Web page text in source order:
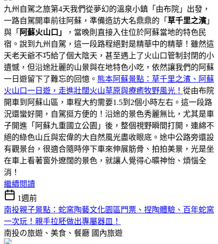
九州自駕之旅第4天我們從夢幻的溫泉小鎮「由布院」出發，
一路自駕開車前往阿蘇，準備造訪大名鼎鼎的「 草千里之濱 」
與「 阿蘇火山口」
，當晚則直接入住位於阿蘇當地的特色民
宿。說到九州自駕，這一段路程絕對是精華中的精華！雖然這
天老天爺不巧給了個大陰天，甚至遇上了火山口管制封閉的小
遺憾，但沿途壯麗的山景與在地特色小吃，依然讓我們的阿蘇
一日遊留下了難忘的回憶。 熊本阿蘇景點：草千里之濱、阿蘇
火山口一日遊，走進壯闊火山草原與療癒牧野風光！ 從由布院
開車到阿蘇山區，車程大約需要1.5到2個小時左右。這一段路
況還蠻好開，自駕挺方便的！沿途的景色秀麗無比，尤其是車
子開進「阿蘇九重國立公園」後，整個視野瞬間打開，連綿不
絕的綠色山丘與宏偉的大自然風光盡收眼底。途中公路旁還設
有觀景台，很適合隨時停下車來伸展筋骨、拍拍美景，光是坐
在車上看著窗外遼闊的景色，就讓人覺得心曠神怡、煩惱全
消！
繼續閱讀
1週前
南投親子景點：蛇窯陶藝文化園區門票、捏陶體驗、百年蛇窯
一次玩！親手拉胚做出專屬器皿！
南投の旅遊、美食、餐廳 國內旅遊